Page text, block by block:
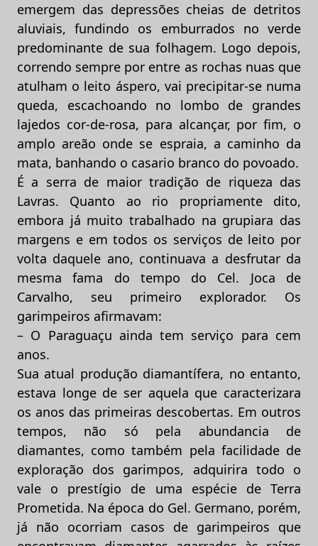
emergem das depressões cheias de detritos
aluviais, fundindo os emburrados no verde
predominante de sua folhagem. Logo depois,
correndo sempre por entre as rochas nuas que
atulham o leito áspero, vai precipitar-se numa
queda, escachoando no lombo de grandes
lajedos cor-de-rosa, para alcançar, por fim, o
amplo areão onde se espraia, a caminho da
mata, banhando o casario branco do povoado.
É a serra de maior tradição de riqueza das
Lavras. Quanto ao rio propriamente dito,
embora já muito trabalhado na grupiara das
margens e em todos os serviços de leito por
volta daquele ano, continuava a desfrutar da
mesma fama do tempo do Cel. Joca de
Carvalho, seu primeiro explorador. Os
garimpeiros afirmavam:
– O Paraguaçu ainda tem serviço para cem
anos.
Sua atual produção diamantífera, no entanto,
estava longe de ser aquela que caracterizara
os anos das primeiras descobertas. Em outros
tempos, não só pela abundancia de
diamantes, como também pela facilidade de
exploração dos garimpos, adquirira todo o
vale o prestígio de uma espécie de Terra
Prometida. Na época do Gel. Germano, porém,
já não ocorriam casos de garimpeiros que